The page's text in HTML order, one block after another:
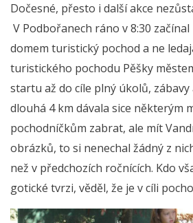
Dočesné, přesto i další akce
V Podbořanech ráno v 8:30
domem turistický pochod a ne
turistického pochodu Pěšky
startu až do cíle plný úkolů, zábavy
dlouhá 4 km dávala sice některým
pochodníčkům zabrat, ale mít
obrázků, to si nenechal žádný z
než v předchozích ročnících. Kdo
gotické tvrzi, věděl, že je v cíli